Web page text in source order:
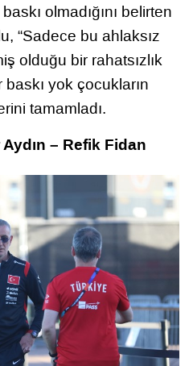
olmadığını belirten
“Sadece bu ahlaksız
olduğu bir rahatsızlık
baskı yok çocukların
tamamladı.
– Refik Fidan